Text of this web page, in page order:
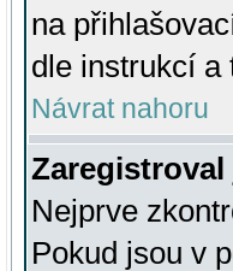
na
dle instrukcí a
Návrat nahoru
Nejprve
Pokud jsou v